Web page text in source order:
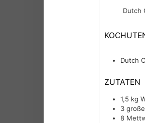
Dutch
Dutch
ZUTATEN
1,5 kg
3 große
8